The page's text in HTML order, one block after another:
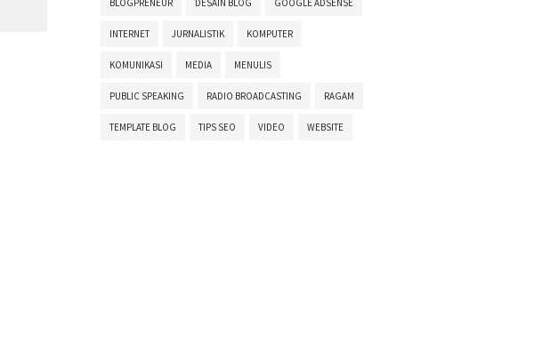
BLOGPRENEUR DESAIN BLOG GOOGLE ADSENSE
INTERNET JURNALISTIK KOMPUTER
KOMUNIKASI MEDIA MENULIS
PUBLIC SPEAKING RADIO BROADCASTING RAGAM
TEMPLATE BLOG TIPS SEO VIDEO WEBSITE